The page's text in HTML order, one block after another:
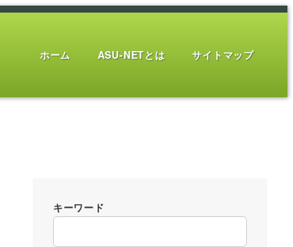
ホーム ASU-NETとは サイトマップ
キーワード